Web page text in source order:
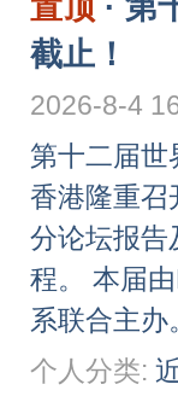
置顶 · 第
截止！
2026-8-4
第十二届
香港隆重召
分论坛报告
程。 本届
系联合主办
个人分类: